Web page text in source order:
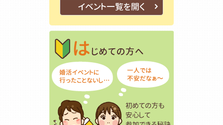
イベント一覧を開く
はじめての方